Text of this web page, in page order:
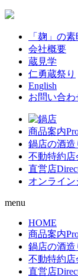
「麹」の
会社概要
蔵見学
仁勇蔵祭り
English
お問い合わ
商品案内
鍋店の酒造
不動特約店
直営店
オンライ
menu
HOME
商品案内
鍋店の酒造
不動特約店
直営店